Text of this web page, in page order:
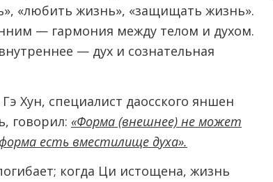
«любить жизнь», «защищать жизнь».
— гармония между телом и духом.
— дух и сознательная
Хун, специалист даосского яншен
говорил: «Форма (внешнее) не может
есть вместилище духа».
когда Ци истощена, жизнь